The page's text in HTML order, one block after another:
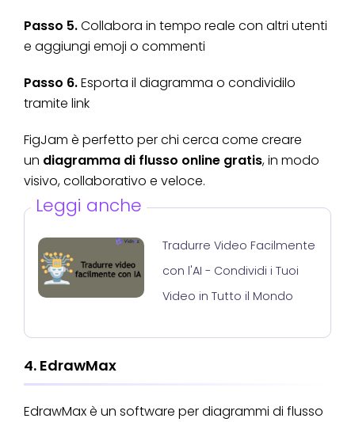
Passo 5.Collabora in tempo reale con altri utenti
e aggiungi emoji o commenti
Passo 6.Esporta il diagramma o condividilo
tramite link
FigJam è perfetto per chi cerca come creare
un diagramma di flusso online gratis, in modo
visivo, collaborativo e veloce.
Leggi anche
Tradurre Video Facilmente
con l'AI - Condividi i Tuoi
Video in Tutto il Mondo
4. EdrawMax
EdrawMax è un software per diagrammi di flusso